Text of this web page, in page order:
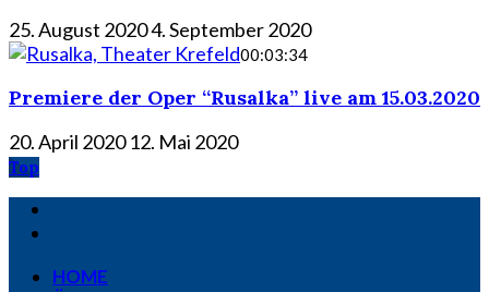
25. August 20204. September 2020
00:03:34
Premiere der Oper “Rusalka” live am 15.03.2020
20. April 2020 12. Mai 2020
Top
HOME